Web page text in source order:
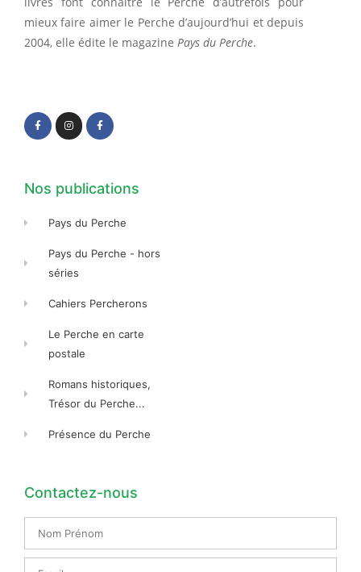
mieux faire aimer le Perche d’aujourd’hui et depuis
2004, elle édite le magazine Pays du Perche.
c
e
b
o
s
t
a
g
c
e
b
o
Nos publications
Pays du Perche
Pays du Perche - hors
séries
Cahiers Percherons
Le Perche en carte
postale
Romans historiques,
Trésor du Perche...
Présence du Perche
Contactez-nous
Prénom